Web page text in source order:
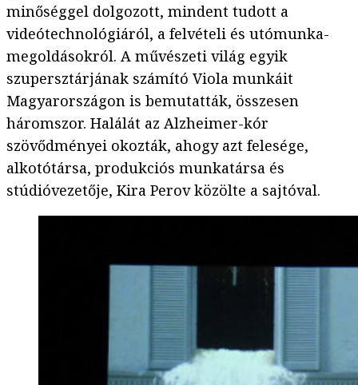
minőséggel dolgozott, mindent tudott a
videótechnológiáról, a felvételi és utómunka-
megoldásokról. A művészeti világ egyik
szupersztárjának számító Viola munkáit
Magyarországon is bemutatták, összesen
háromszor. Halálát az Alzheimer-kór
szövődményei okozták, ahogy azt felesége,
alkotótársa, produkciós munkatársa és
stúdióvezetője, Kira Perov közölte a sajtóval.